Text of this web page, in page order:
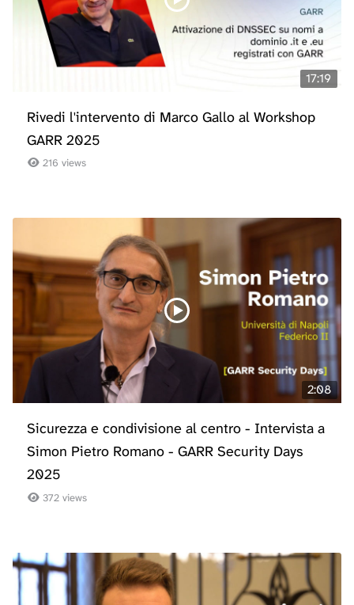
17:19
Rivedi l'intervento di Marco Gallo al Workshop
GARR 2025
216 views
2:08
Sicurezza e condivisione al centro - Intervista a
Simon Pietro Romano - GARR Security Days
2025
372 views